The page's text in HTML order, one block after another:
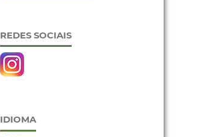
REDES SOCIAIS
IDIOMA